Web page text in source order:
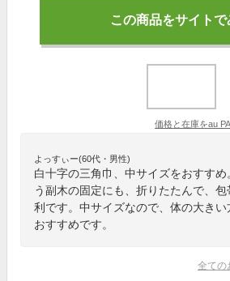
この商品をサイトで
価格と在庫をau
よっすぃー(60代・男性)
白十字の三角巾、中サイズをおすす
う副木の固定にも、折りたたんで、
利です。中サイズなので、体の大きい
おすすめです。
全ての